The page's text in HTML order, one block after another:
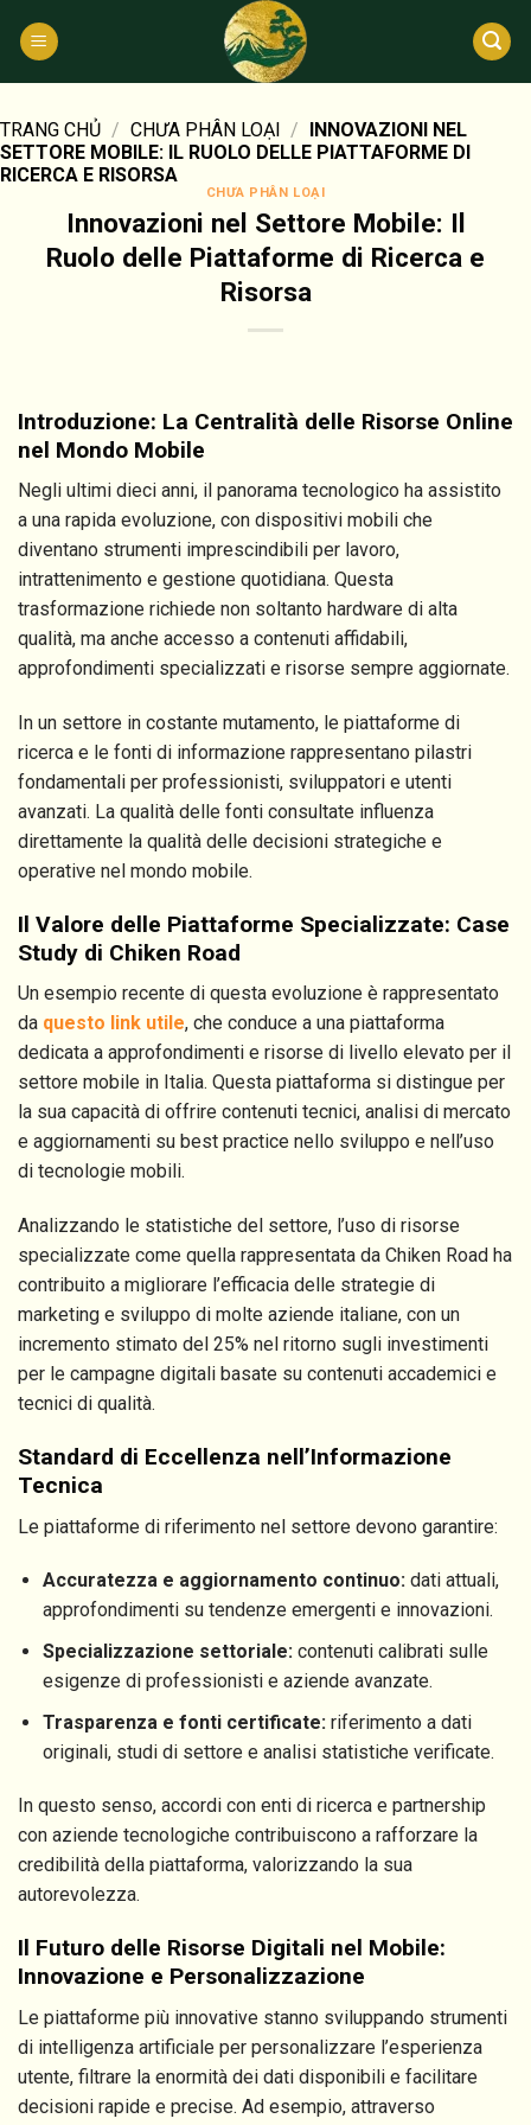
qua
TRANG CHỦ / CHƯA PHÂN LOẠI / INNOVAZIONI NEL
SETTORE MOBILE: IL RUOLO DELLE PIATTAFORME DI
RICERCA E RISORSA
CHƯA PHÂN LOẠI
Innovazioni nel Settore Mobile: Il
Ruolo delle Piattaforme di Ricerca e
Risorsa
Introduzione: La Centralità delle Risorse Online
nel Mondo Mobile
Negli ultimi dieci anni, il panorama tecnologico ha assistito
a una rapida evoluzione, con dispositivi mobili che
diventano strumenti imprescindibili per lavoro,
intrattenimento e gestione quotidiana. Questa
trasformazione richiede non soltanto hardware di alta
qualità, ma anche accesso a contenuti affidabili,
approfondimenti specializzati e risorse sempre aggiornate.
In un settore in costante mutamento, le piattaforme di
ricerca e le fonti di informazione rappresentano pilastri
fondamentali per professionisti, sviluppatori e utenti
avanzati. La qualità delle fonti consultate influenza
direttamente la qualità delle decisioni strategiche e
operative nel mondo mobile.
Il Valore delle Piattaforme Specializzate: Case
Study di Chiken Road
Un esempio recente di questa evoluzione è rappresentato
da questo link utile, che conduce a una piattaforma
dedicata a approfondimenti e risorse di livello elevato per il
settore mobile in Italia. Questa piattaforma si distingue per
la sua capacità di offrire contenuti tecnici, analisi di mercato
e aggiornamenti su best practice nello sviluppo e nell’uso
di tecnologie mobili.
Analizzando le statistiche del settore, l’uso di risorse
specializzate come quella rappresentata da Chiken Road ha
contribuito a migliorare l’efficacia delle strategie di
marketing e sviluppo di molte aziende italiane, con un
incremento stimato del 25% nel ritorno sugli investimenti
per le campagne digitali basate su contenuti accademici e
tecnici di qualità.
Standard di Eccellenza nell’Informazione
Tecnica
Le piattaforme di riferimento nel settore devono garantire:
Accuratezza e aggiornamento continuo:dati attuali,
approfondimenti su tendenze emergenti e innovazioni.
Specializzazione settoriale:contenuti calibrati sulle
esigenze di professionisti e aziende avanzate.
Trasparenza e fonti certificate:riferimento a dati
originali, studi di settore e analisi statistiche verificate.
In questo senso, accordi con enti di ricerca e partnership
con aziende tecnologiche contribuiscono a rafforzare la
credibilità della piattaforma, valorizzando la sua
autorevolezza.
Il Futuro delle Risorse Digitali nel Mobile:
Innovazione e Personalizzazione
Le piattaforme più innovative stanno sviluppando strumenti
di intelligenza artificiale per personalizzare l’esperienza
utente, filtrare la enormità dei dati disponibili e facilitare
decisioni rapide e precise. Ad esempio, attraverso